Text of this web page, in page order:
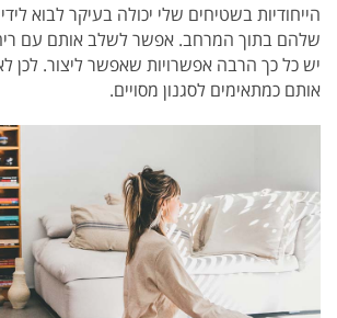
הייחודיות בשטיחים שלי יכולה בעיקר לבוא
שלהם בתוך המרחב. אפשר לשלב אותם עם
יש כל כך הרבה אפשרויות שאפשר ליצור. לכן
אותם כמתאימים לסגנון מסויים.